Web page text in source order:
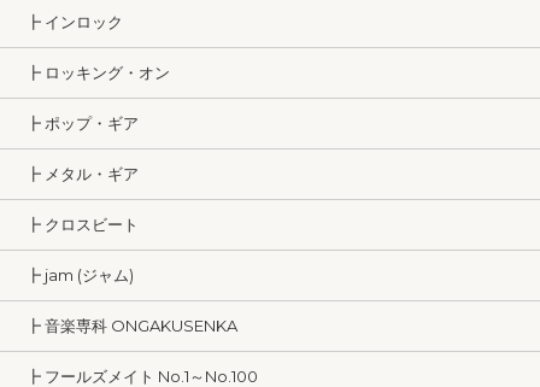
┣ インロック
┣ ロッキング・オン
┣ ポップ・ギア
┣ メタル・ギア
┣ クロスビート
┣ jam (ジャム)
┣ 音楽専科 ONGAKUSENKA
┣ フールズメイト No.1～No.100